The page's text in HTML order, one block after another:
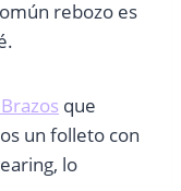
rebozo es
que
un folleto con
lo